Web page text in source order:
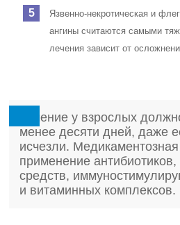
Язвенно-некротическая и
ангины считаются самыми
лечения зависит от
Лечение у взрослых
менее десяти дней, даже
исчезли.
применение
средств,
и витаминных комплексов.